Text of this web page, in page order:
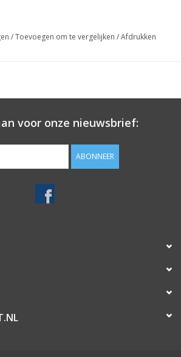
/Toevoegen om te vergelijken /Afdrukken
voor onze nieuwsbrief:
ABONNEER